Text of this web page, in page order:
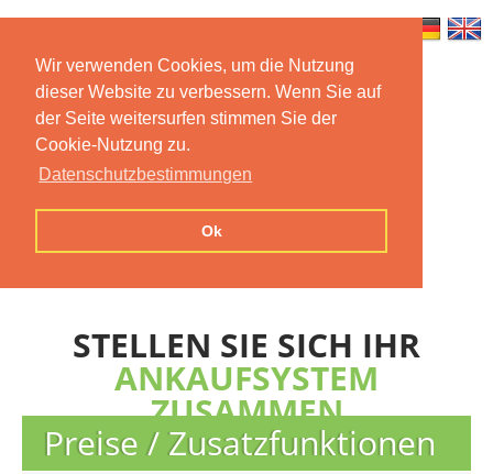
Wir verwenden Cookies, um die Nutzung
dieser Website zu verbessern. Wenn Sie auf
der Seite weitersurfen stimmen Sie der
Cookie-Nutzung zu.
Datenschutzbestimmungen
Ok
Home Features Mobile App
Preise
Contact us Imprint Privacy
STELLEN SIE SICH IHR
ANKAUFSYSTEM
ZUSAMMEN
Preise / Zusatzfunktionen